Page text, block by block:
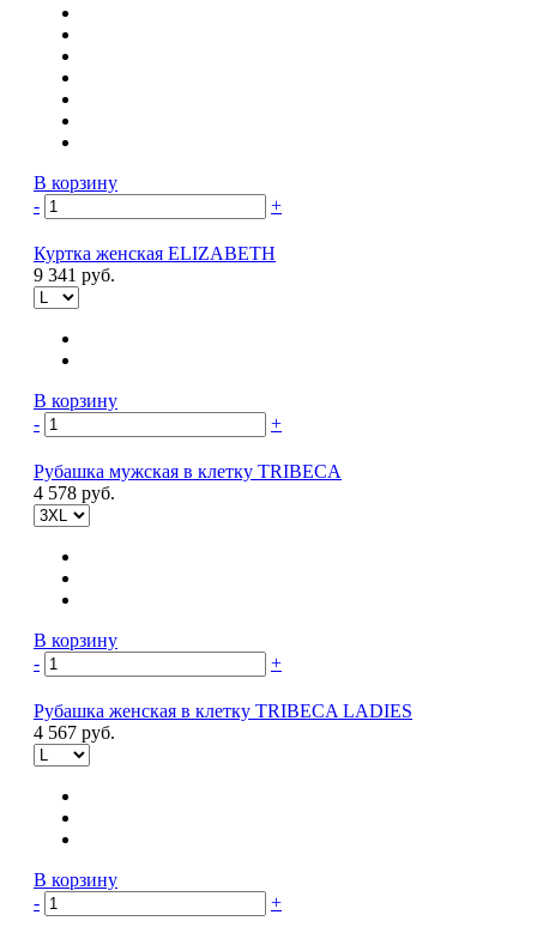
В корзину
-
+
Куртка женская ELIZABETH
9 341 руб.
В корзину
-
+
Рубашка мужская в клетку TRIBECA
4 578 руб.
В корзину
-
+
Рубашка женская в клетку TRIBECA LADIES
4 567 руб.
В корзину
-
+